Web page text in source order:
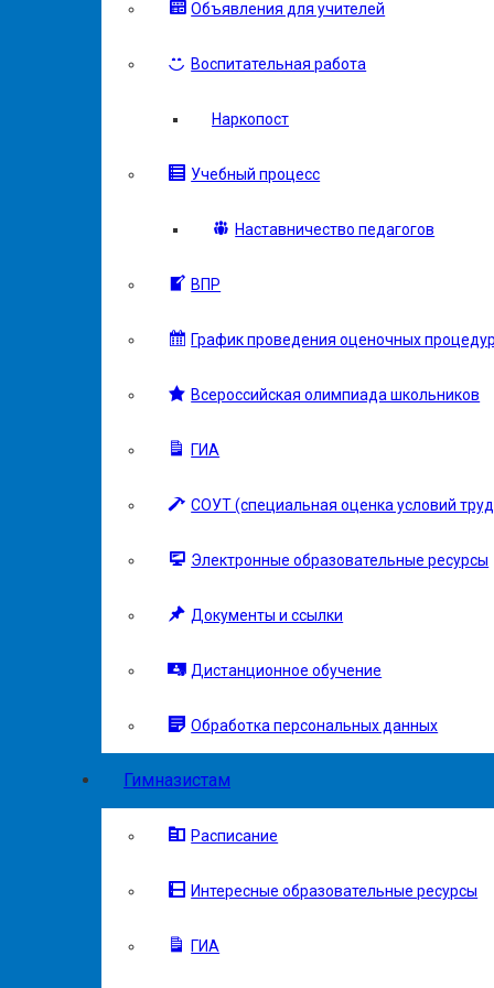
Объявления для учителей
Воспитательная работа
Наркопост
Учебный процесс
Наставничество педагогов
ВПР
График проведения оценочных
Всероссийская олимпиада школьников
ГИА
СОУТ (специальная оценка условий
Электронные образовательные ресурсы
Документы и ссылки
Дистанционное обучение
Обработка персональных данных
Гимназистам
Расписание
Интересные образовательные ресурсы
ГИА